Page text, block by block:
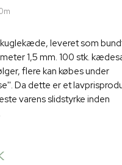
leveret som
1,5 mm. 100 stk.
flere kan købes under
Da dette er et
varens slidstyrke inden